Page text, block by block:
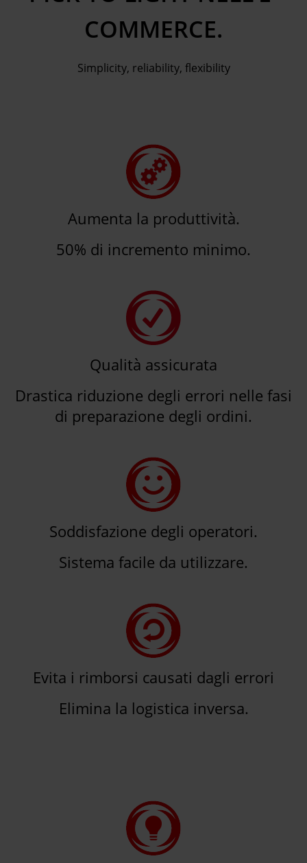
COMMERCE.
Simplicity, reliability, flexibility
Aumenta la produttività.
50% di incremento minimo.
Qualità assicurata
Drastica riduzione degli errori nelle fasi
di preparazione degli ordini.
Soddisfazione degli operatori.
Sistema facile da utilizzare.
Evita i rimborsi causati dagli errori
Elimina la logistica inversa.